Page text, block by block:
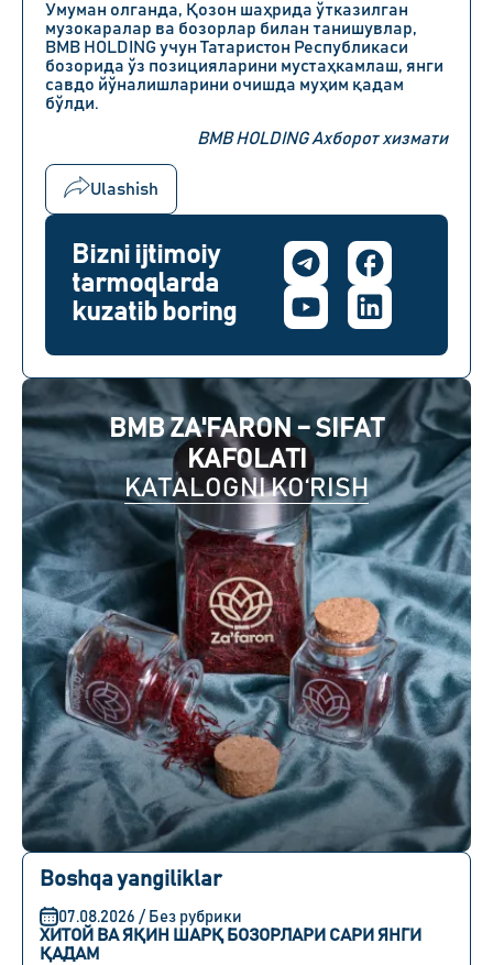
BMB ZA'FARON – SIFAT
KAFOLATI
KATALOGNI KO‘RISH
Boshqa yangiliklar
07.08.2026 / Без рубрики
ХИТОЙ ВА ЯҚИН ШАРҚ БОЗОРЛАРИ САРИ ЯНГИ
ҚАДАМ
Умуман олганда, Қозон шаҳрида ўтказилган
музокаралар ва бозорлар билан танишувлар,
BMB HOLDING учун Татаристон Республикаси
бозорида ўз позицияларини мустаҳкамлаш, янги
савдо йўналишларини очишда муҳим қадам
бўлди.
BMB HOLDING Ахборот хизмати
Ulashish
Bizni ijtimoiy
tarmoqlarda
kuzatib boring